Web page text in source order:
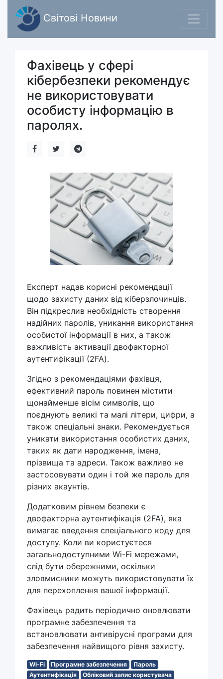
Світові Новини
Фахівець у сфері
кібербезпеки рекомендує
не використовувати
особисту інформацію в
паролях.
Експерт надав корисні рекомендації
щодо захисту даних від кіберзлочинців.
Він підкреслив необхідність створення
надійних паролів, уникання використання
особистої інформації в них, а також
важливість активації двофакторної
аутентифікації (2FA).
Згідно з рекомендаціями фахівця,
ефективний пароль повинен містити
щонайменше вісім символів, що
поєднують великі та малі літери, цифри, а
також спеціальні знаки. Рекомендується
уникати використання особистих даних,
таких як дати народження, імена,
прізвища та адреси. Також важливо не
застосовувати один і той же пароль для
різних акаунтів.
Додатковим рівнем безпеки є
двофакторна аутентифікація (2FA), яка
вимагає введення спеціального коду для
доступу. Коли ви користуєтеся
загальнодоступними Wi-Fi мережами,
слід бути обережними, оскільки
зловмисники можуть використовувати їх
для перехоплення вашої інформації.
Фахівець радить періодично оновлювати
програмне забезпечення та
встановлювати антивірусні програми для
забезпечення найвищого рівня захисту.
Wi-Fi Програмне забезпечення
Пароль
Аутентифікація
Обліковий запис користувача